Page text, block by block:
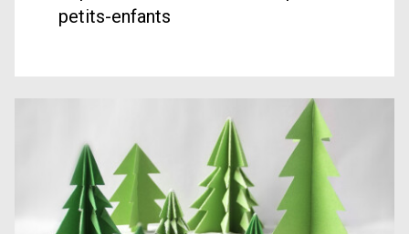
petits-enfants